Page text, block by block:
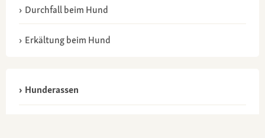
Durchfall beim Hund
Erkältung beim Hund
Hunderassen